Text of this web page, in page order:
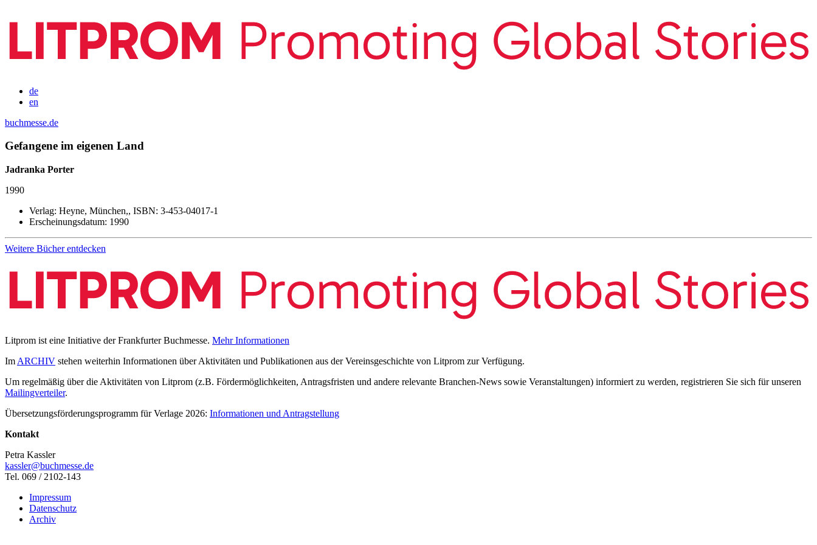
de
en
buchmesse.de
Gefangene im eigenen Land
Jadranka Porter
1990
Verlag: Heyne, München,, ISBN: 3-453-04017-1
Erscheinungsdatum: 1990
Weitere Bücher entdecken
Litprom ist eine Initiative der Frankfurter Buchmesse. Mehr Informationen
Im ARCHIV stehen weiterhin Informationen über Aktivitäten und Publikationen aus der Vereinsgeschichte von Litprom zur Verfügung.
Um regelmäßig über die Aktivitäten von Litprom (z.B. Fördermöglichkeiten, Antragsfristen und andere relevante Branchen-News sowie Veranstaltungen) informiert zu werden, registrieren Sie sich für unseren
Mailingverteiler.
Übersetzungsförderungsprogramm für Verlage 2026: Informationen und Antragstellung
Kontakt
Petra Kassler
kassler@buchmesse.de
Tel. 069 / 2102-143
Impressum
Datenschutz
Archiv